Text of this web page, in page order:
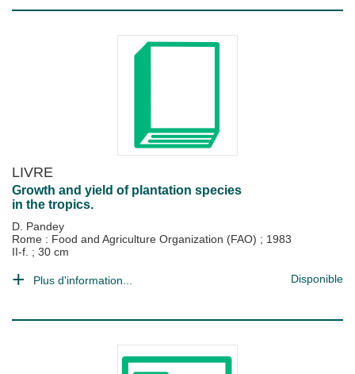
LIVRE
Growth and yield of plantation species
in the tropics.
D. Pandey
Rome : Food and Agriculture Organization (FAO) ; 1983
II-f. ; 30 cm
Plus d'information... Disponible